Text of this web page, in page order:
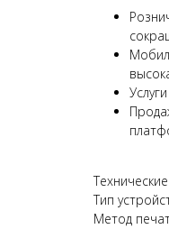
Тип
Метод